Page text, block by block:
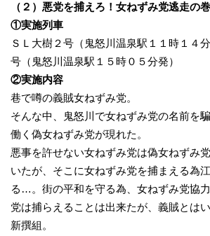
（２）悪党を捕えろ！女ねずみ党逃走の巻
①実施列車
ＳＬ大樹２号（鬼怒川温泉駅１１時１４
号（鬼怒川温泉駅１５時０５分発）
②実施内容
巷で噂の義賊女ねずみ党。
そんな中、鬼怒川で女ねずみ党の名前を
働く偽女ねずみ党が現れた。
悪事を許せない女ねずみ党は偽女ねずみ
いたが、そこに女ねずみ党を捕まえる為
る…。街の平和を守る為、女ねずみ党協
党は捕らえることは出来たが、義賊とは
新撰組。